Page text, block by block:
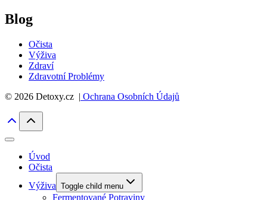
Blog
Očista
Výživa
Zdraví
Zdravotní Problémy
© 2026 Detoxy.cz | Ochrana Osobních Údajů
Úvod
Očista
Výživa Toggle child menu
Fermentované Potraviny